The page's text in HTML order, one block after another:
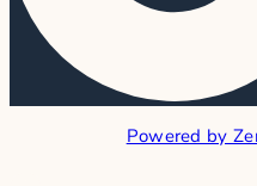
Powered by